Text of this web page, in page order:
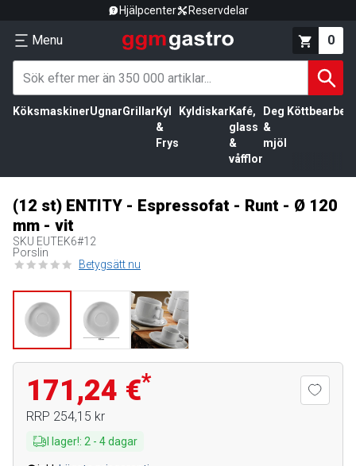
Hjälpcenter Reservdelar
Menu 0
KöksmaskinerUgnarGrillar Kyl
&
Frys
Kyldiskar Kafé,
glass
&
våfflor
Deg
&
mjöl
(12 st) ENTITY - Espressofat - Runt - Ø 120
mm - vit
SKU EUTEK6#12
Porslin
Betygsätt nu
171,24 €*
RRP 254,15 kr
I lager!: 2 - 4dagar